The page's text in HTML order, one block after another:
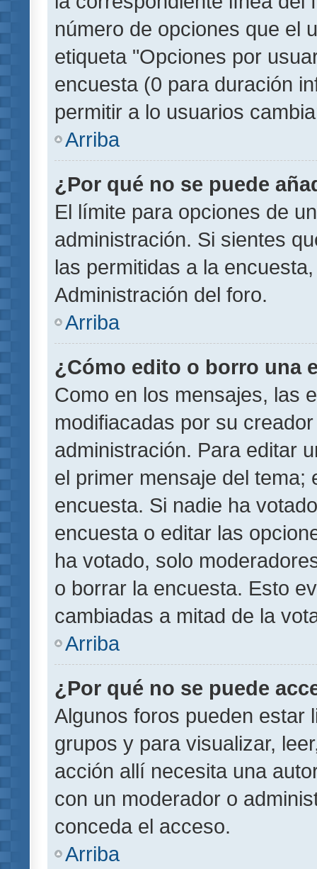
número de opciones que el
etiqueta "Opciones por
encuesta (0 para duración
permitir a lo usuarios
Arriba
¿Por qué no se puede
El límite para opciones de
administración. Si sientes
las permitidas a la
Administración del foro.
Arriba
¿Cómo edito o borro una
Como en los mensajes, las
modifiacadas por su
administración. Para editar
el primer mensaje del
encuesta. Si nadie ha
encuesta o editar las
ha votado, solo
o borrar la encuesta. Esto
cambiadas a mitad de la
Arriba
¿Por qué no se puede
Algunos foros pueden estar
grupos y para visualizar,
acción allí necesita una
con un moderador o
conceda el acceso.
Arriba